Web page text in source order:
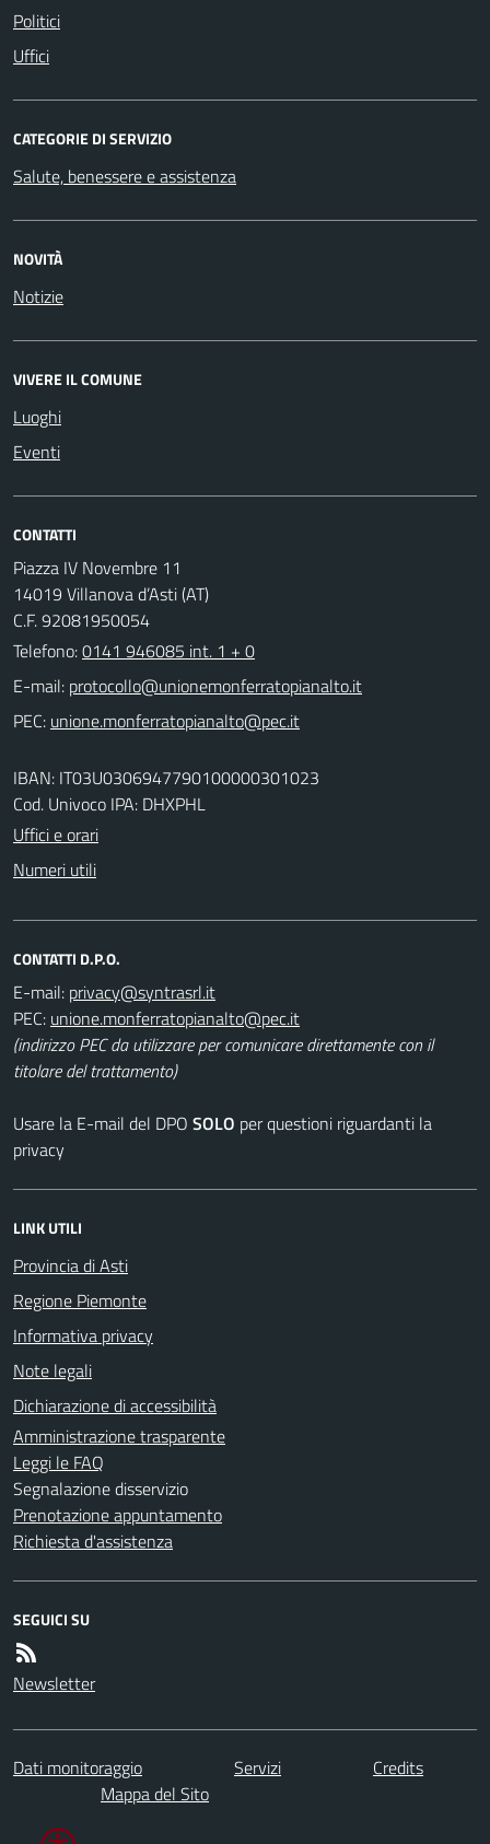
Politici
Uffici
CATEGORIE DI SERVIZIO
Salute, benessere e assistenza
NOVITÀ
Notizie
VIVERE IL COMUNE
Luoghi
Eventi
CONTATTI
Piazza IV Novembre 11
14019 Villanova d’Asti (AT)
C.F. 92081950054
Telefono:0141 946085 int. 1 + 0
E-mail:
PEC:
IBAN: IT03U0306947790100000301023
Cod. Univoco IPA: DHXPHL
Uffici e orari
Numeri utili
CONTATTI D.P.O.
E-mail:
PEC:
(indirizzo PEC da utilizzare per comunicare direttamente con il
titolare del trattamento)
Usare la E-mail del DPO SOLO per questioni riguardanti la
privacy
LINK UTILI
Provincia di Asti
Regione Piemonte
Informativa privacy
Note legali
Dichiarazione di accessibilità
Amministrazione trasparente
Leggi le FAQ
Segnalazione disservizio
Prenotazione appuntamento
Richiesta d'assistenza
SEGUICI SU
Newsletter
Dati monitoraggio Servizi
Credits
Mappa del Sito